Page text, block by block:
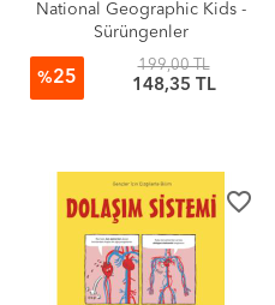
National Geographic Kids -
Sürüngenler
%25
199,00 TL
148,35 TL
favorite_border